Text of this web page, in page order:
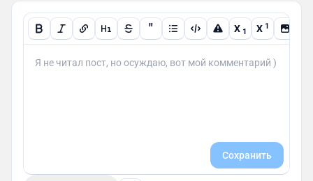
" X 1 X 1
Сохранить